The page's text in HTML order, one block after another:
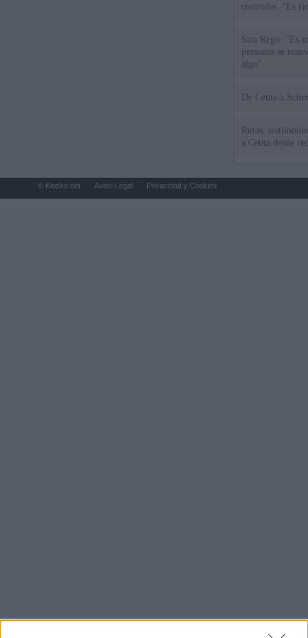
controles: “Es
Sira Rego: "Es
personas se
algo"
De
Rutas,
a Ceuta desde
© Kiosko.net Aviso Legal Privacidad y Cookies